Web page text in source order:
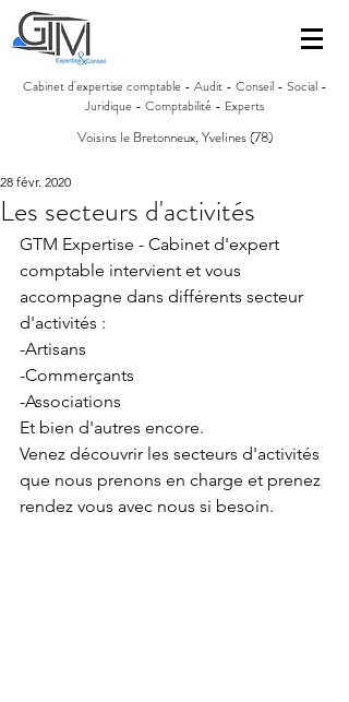
Cabinet d'expertise comptable - Audit - Conseil - Social -
Juridique - Comptabilité - Experts
Voisins le Bretonneux, Yvelines (78)
Les secteurs d'activités
28 févr. 2020
GTM Expertise - Cabinet d'expert
comptable intervient et vous
accompagne dans différents secteur
d'activités :
-Artisans
-Commerçants
-Associations
Et bien d'autres encore.
Venez découvrir les secteurs d'activités
que nous prenons en charge et prenez
rendez vous avec nous si besoin.